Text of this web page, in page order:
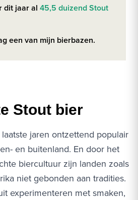
dit jaar al 45,5 duizend Stout
een van mijn bierbazen.
Stout bier
jaren ontzettend populair
en buitenland. En door het
biercultuur zijn landen zoals
niet gebonden aan tradities.
experimenteren met smaken,